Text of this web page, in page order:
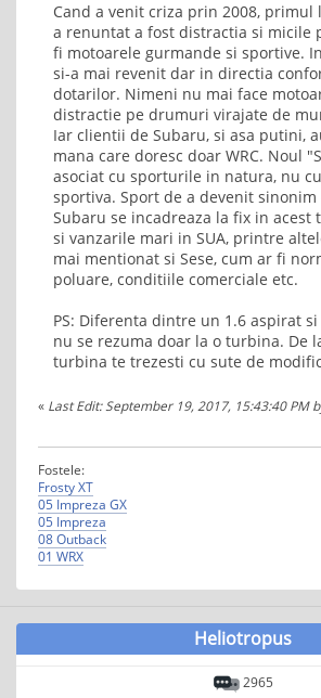
Cand a venit criza prin 2008, primul
a renuntat a fost distractia si micile
fi motoarele gurmande si sportive.
si-a mai revenit dar in directia
dotarilor. Nimeni nu mai face
distractie pe drumuri virajate de
Iar clientii de Subaru, si asa putini,
mana care doresc doar WRC. Noul
asociat cu sporturile in natura, nu
sportiva. Sport de a devenit
Subaru se incadreaza la fix in acest
si vanzarile mari in SUA, printre
mai mentionat si Sese, cum ar fi
poluare, conditiile comerciale etc.
PS: Diferenta dintre un 1.6 aspirat
nu se rezuma doar la o turbina. De
turbina te trezesti cu sute de
« Last Edit: September 19, 2017, 15:43:40 PM
Fostele:
Frosty XT
05 Impreza GX
05 Impreza
08 Outback
01 WRX
Heliotropus
2965